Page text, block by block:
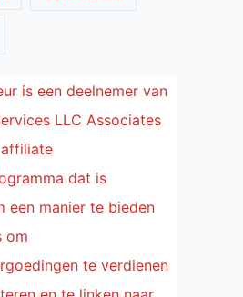
is een deelnemer van
LLC Associates
dat is
een manier te bieden
om
te verdienen